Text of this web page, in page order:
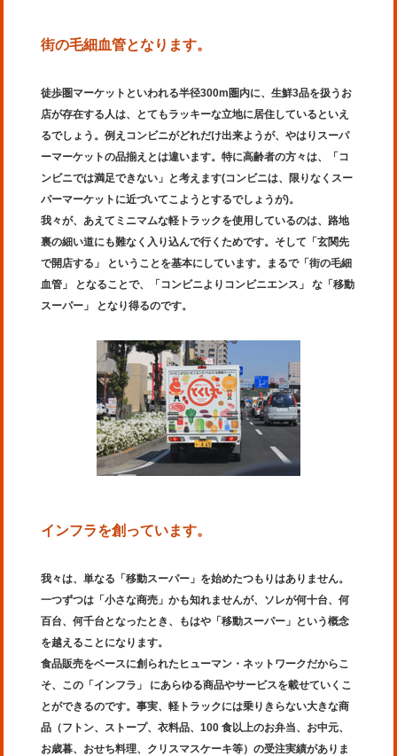
街の毛細血管となります。
徒歩圏マーケットといわれる半径300m圏内に、生鮮3品を扱うお
店が存在する人は、とてもラッキーな立地に居住しているといえ
るでしょう。例えコンビニがどれだけ出来ようが、やはりスーパ
ーマーケットの品揃えとは違います。特に高齢者の方々は、「コ
ンビニでは満足できない」と考えます(コンビニは、限りなくスー
パーマーケットに近づいてこようとするでしょうが)。
我々が、あえてミニマムな軽トラックを使用しているのは、路地
裏の細い道にも難なく入り込んで行くためです。そして「玄関先
で開店する」 ということを基本にしています。まるで「街の毛細
血管」 となることで、「コンビニよりコンビニエンス」 な「移動
スーパー」 となり得るのです。
インフラを創っています。
我々は、単なる「移動スーパー」を始めたつもりはありません。
一つずつは「小さな商売」かも知れませんが、ソレが何十台、何
百台、何千台となったとき、もはや「移動スーパー」という概念
を越えることになります。
食品販売をベースに創られたヒューマン・ネットワークだからこ
そ、この「インフラ」 にあらゆる商品やサービスを載せていくこ
とができるのです。事実、軽トラックには乗りきらない大きな商
品（フトン、ストープ、衣料品、100 食以上のお弁当、お中元、
お歳暮、おせち料理、クリスマスケーキ等）の受注実績がありま